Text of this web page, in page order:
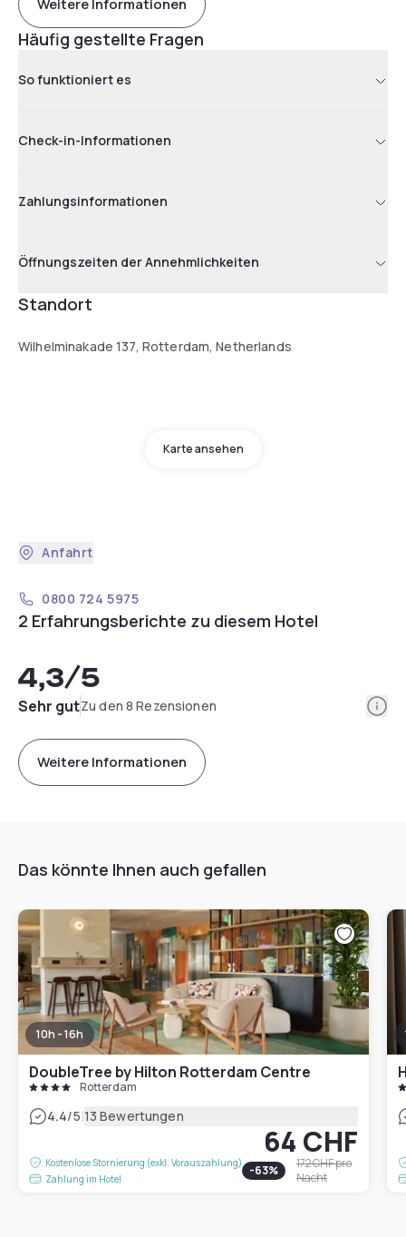
Weitere Informationen
Häufig gestellte Fragen
So funktioniert es
Check-in-Informationen
Zahlungsinformationen
Öffnungszeiten der Annehmlichkeiten
Standort
Wilhelminakade 137, Rotterdam, Netherlands
Karte ansehen
Anfahrt
0800 724 5975
2 Erfahrungsberichte zu diesem Hotel
4,3/5
Sehr gutZu den 8 Rezensionen
Weitere Informationen
Das könnte Ihnen auch gefallen
10h - 16h
DoubleTree by Hilton Rotterdam Centre
Rotterdam
4.4/5|13 Bewertungen
Kostenlose Stornierung (exkl. Vorauszahlung)
Zahlung im Hotel
64 CHF
-63% 172 CHFpro
Nacht